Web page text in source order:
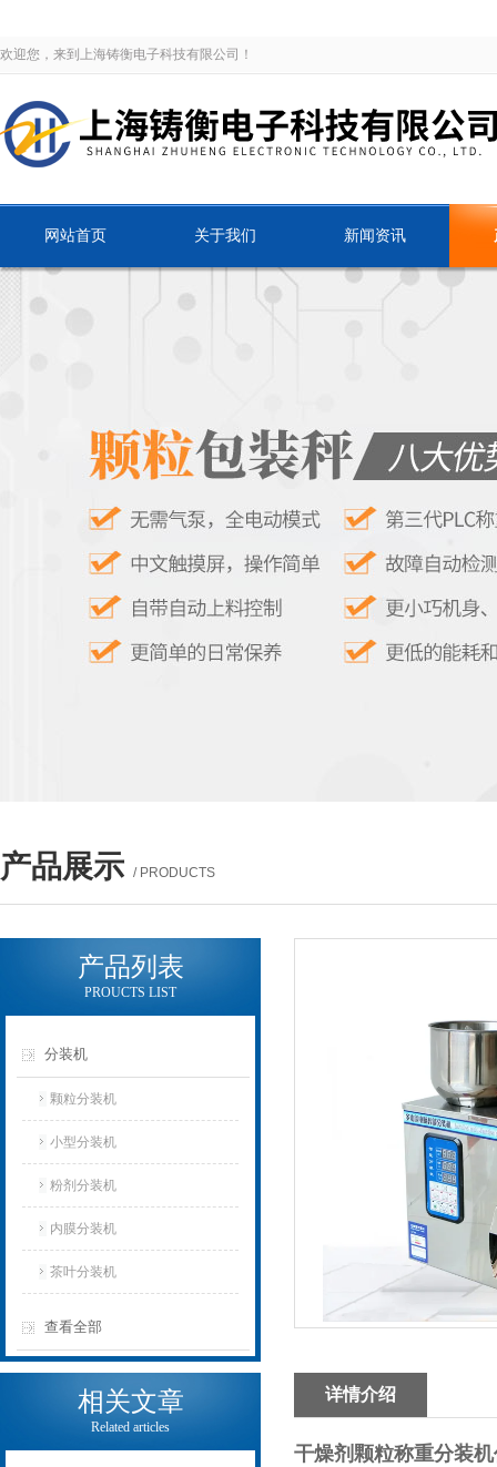
欢迎您，来到上海铸衡电子科技有限公司！
网站首页 关于我们 新闻资讯
产品展示 / PRODUCTS
产品列表
PROUCTS LIST
分装机
颗粒分装机
小型分装机
粉剂分装机
内膜分装机
茶叶分装机
查看全部
相关文章
Related articles
详情介绍
干燥剂颗粒称重分装